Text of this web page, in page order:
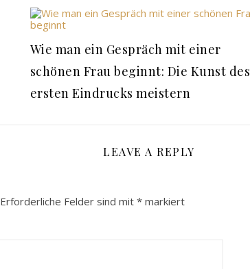
Wie man ein Gespräch mit einer
schönen Frau beginnt: Die Kunst des
ersten Eindrucks meistern
LEAVE A REPLY
Erforderliche Felder sind mit * markiert